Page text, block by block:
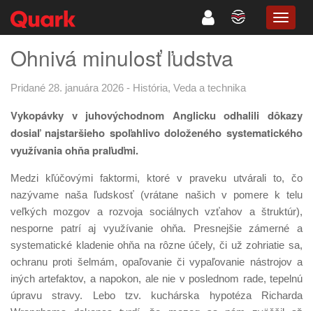
Ohnivá minulosť ľudstva
Pridané 28. januára 2026 - História, Veda a technika
Vykopávky v juhovýchodnom Anglicku odhalili dôkazy
dosiaľ najstaršieho spoľahlivo doloženého systematického
využívania ohňa praľuďmi.
Medzi kľúčovými faktormi, ktoré v praveku utvárali to, čo
nazývame naša ľudskosť (vrátane našich v pomere k telu
veľkých mozgov a rozvoja sociálnych vzťahov a štruktúr),
nesporne patrí aj využívanie ohňa. Presnejšie zámerné a
systematické kladenie ohňa na rôzne účely, či už zohriatie sa,
ochranu proti šelmám, opaľovanie či vypaľovanie nástrojov a
iných artefaktov, a napokon, ale nie v poslednom rade, tepelnú
úpravu stravy. Lebo tzv. kuchárska hypotéza Richarda